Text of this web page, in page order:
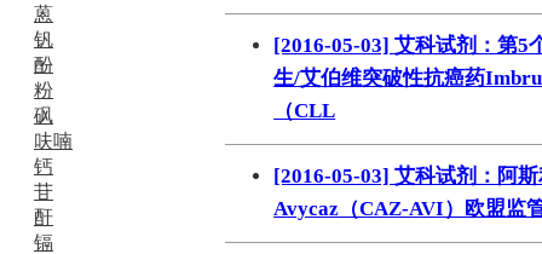
蒽
钒
酚
粉
砜
呋喃
钙
苷
酐
镉
[2016-05-03] 艾科试剂：第5
生/艾伯维突破性抗癌药
（CLL
[2016-05-03] 艾科试剂：阿
Avycaz（CAZ-AVI）欧盟监